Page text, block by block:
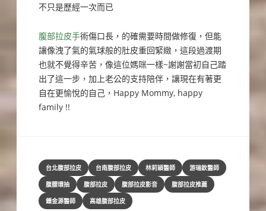
不只是歷經一次而已
腹部拉皮手術傷口長，的確需要時間做修復，但能
讓像洩了氣的氣球般的肚皮重回緊緻，這段過渡期
也就不覺得辛苦，像這位媽咪一樣~謝謝當初自己踏
出了這一步，加上老公的支持陪伴，讓現在有著更
自在更愉悅的自己，Happy Mommy, happy
family !!
Categories
台北腹部拉皮 台南腹部拉皮 林莉穎醫師
游瑞欽醫師
腹腰環抽
腹部拉皮 腹部拉皮影音
腹部拉皮推薦
鍾金源醫師
高雄腹部拉皮